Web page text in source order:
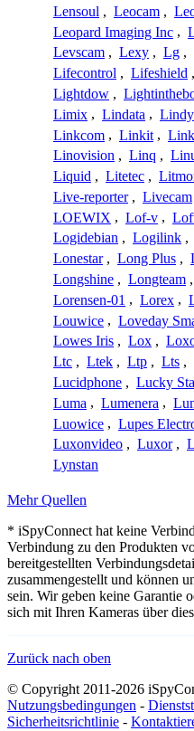
Lensoul , Leocam ,
Leopard Imaging Inc ,
Levscam , Lexy , Lg ,
Lifecontrol , Lifeshield ,
Lightdow ,
Limix , Lindata , Lindy
Linkcom , Linkit ,
Linovision , Linq ,
Liquid , Litetec ,
Live-reporter , Livecam
LOEWIX , Lof-v ,
Logidebian , Logilink ,
Lonestar , Long Plus ,
Longshine , Longteam ,
Lorensen-01 , Lorex ,
Louwice , Loveday
Lowes Iris , Lox ,
Ltc , Ltek , Ltp , Lts ,
Lucidphone , Lucky
Luma , Lumenera ,
Luowice , Lupes
Luxonvideo , Luxor ,
Lynstan
Mehr Quellen
* iSpyConnect hat keine
Verbindung zu den Produkten
bereitgestellten
zusammengestellt und können
sein. Wir geben keine Garantie
sich mit Ihren Kameras über
Zurück nach oben
© Copyright 2011-2026
Nutzungsbedingungen -
Sicherheitsrichtlinie -